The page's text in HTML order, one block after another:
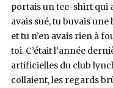
portais un tee-shirt qui
avais sué, tu buvais
et tu n’en avais rien à
toi. C’était l’année
artificielles du club
collaient, les regards